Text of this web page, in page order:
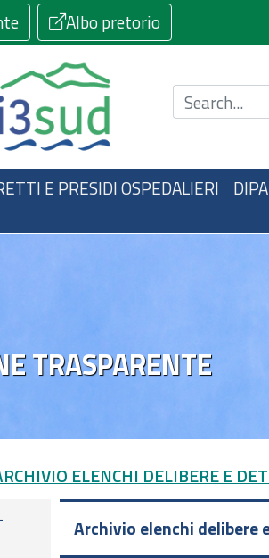
Albo pretorio
Cerca nel sito
E PRESIDI OSPEDALIERI
TRASPARENTE
ELENCHI DELIBERE E
Archivio elenchi delibere